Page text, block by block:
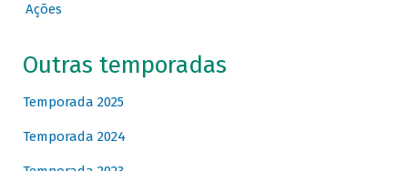
Ações
Outras temporadas
Temporada 2025
Temporada 2024